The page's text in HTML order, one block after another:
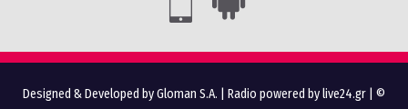
Designed & Developed by Gloman S.A. Radio powered by live24.gr | ©